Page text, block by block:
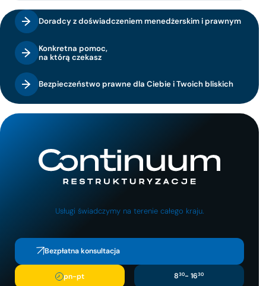
Doradcy z doświadczeniem menedżerskim i prawnym
Konkretna pomoc,
na którą czekasz
Bezpieczeństwo prawne dla Ciebie i Twoich bliskich
Usługi świadczymy na terenie całego kraju.
Bezpłatna konsultacja
pn-pt 830- 1630